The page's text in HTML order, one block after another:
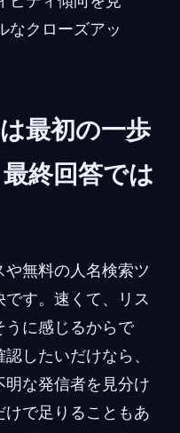
なクローズアッ
最初の一歩
終回答では
無料の人名検索ツ
す。速くて、リス
うに感じるからで
したいだけなら、
な発信者を見分け
けで足りることもあ